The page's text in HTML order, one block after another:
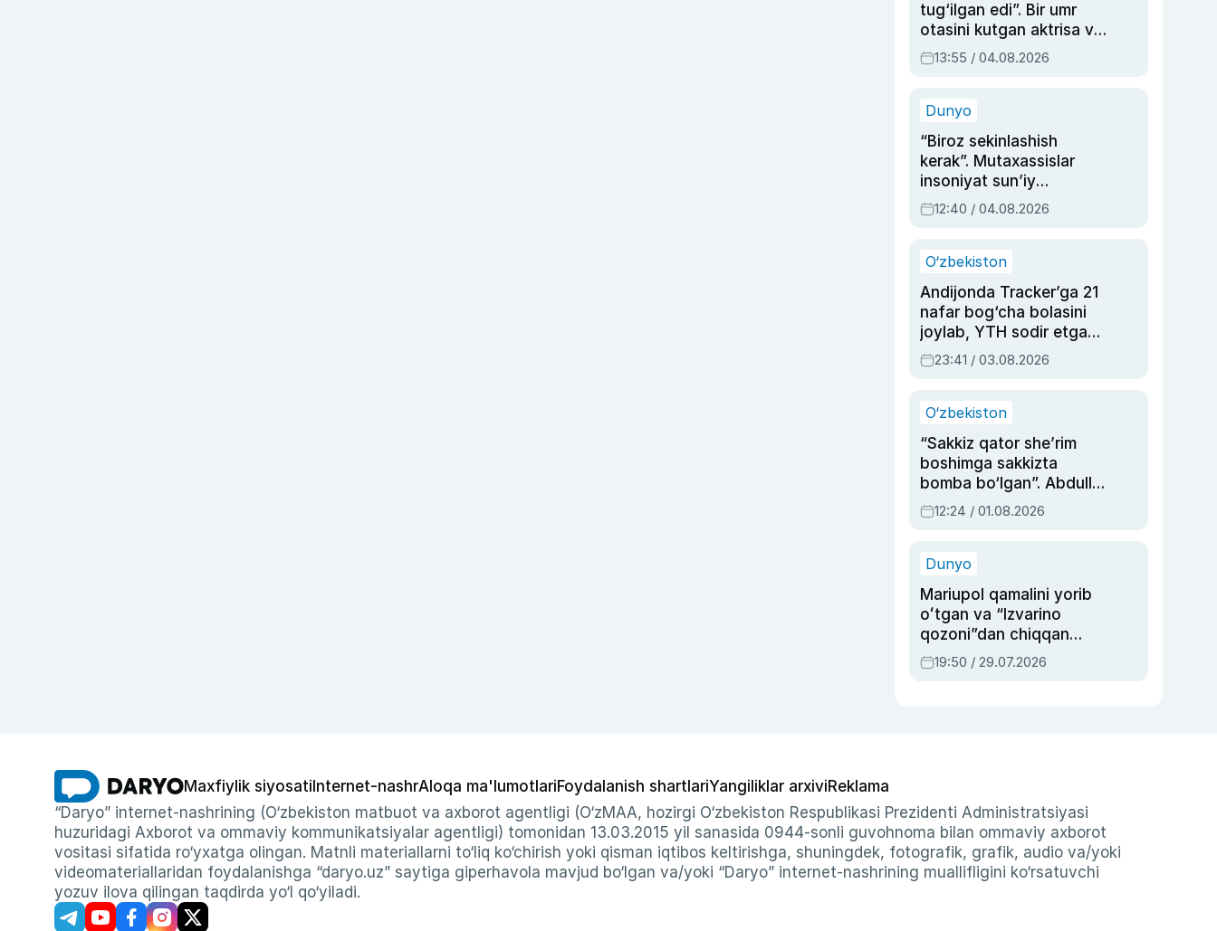
tug‘ilgan edi”. Bir umr
otasini kutgan aktrisa va
dublyaj ustasi Rimma
Ahmedovaning
13:55 / 04.08.2026
Dunyo
“Biroz sekinlashish
kerak”. Mutaxassislar
insoniyat sun’iy
intellektni boshqara
olmay qolishidan xavotir
12:40 / 04.08.2026
O‘zbekiston
Andijonda Tracker’ga 21
nafar bog‘cha bolasini
joylab, YTH sodir etgan
ayolga sud hukmi o‘qildi
23:41 / 03.08.2026
O‘zbekiston
“Sakkiz qator she’rim
boshimga sakkizta
bomba bo‘lgan”. Abdulla
Oripovni siyosiy
ayblovlardan asrab
12:24 / 01.08.2026
Dunyo
Mariupol qamalini yorib
oʻtgan va “Izvarino
qozoni”dan chiqqan
qahramon — Ukraina
armiyasi bosh
19:50 / 29.07.2026
Maxfiylik siyosati Internet-nashrAloqa ma'lumotlariFoydalanish shartlariYangiliklar arxiviReklama
“Daryo” internet-nashrining (O‘zbekiston matbuot va axborot agentligi (O‘zMAA, hozirgi O‘zbekiston Respublikasi Prezidenti Administratsiyasi
huzuridagi Axborot va ommaviy kommunikatsiyalar agentligi) tomonidan 13.03.2015 yil sanasida 0944-sonli guvohnoma bilan ommaviy axborot
vositasi sifatida ro‘yxatga olingan. Matnli materiallarni to‘liq ko‘chirish yoki qisman iqtibos keltirishga, shuningdek, fotografik, grafik, audio va/yoki
videomateriallaridan foydalanishga “daryo.uz” saytiga giperhavola mavjud bo‘lgan va/yoki “Daryo” internet-nashrining muallifligini ko‘rsatuvchi
yozuv ilova qilingan taqdirda yo‘l qo‘yiladi.